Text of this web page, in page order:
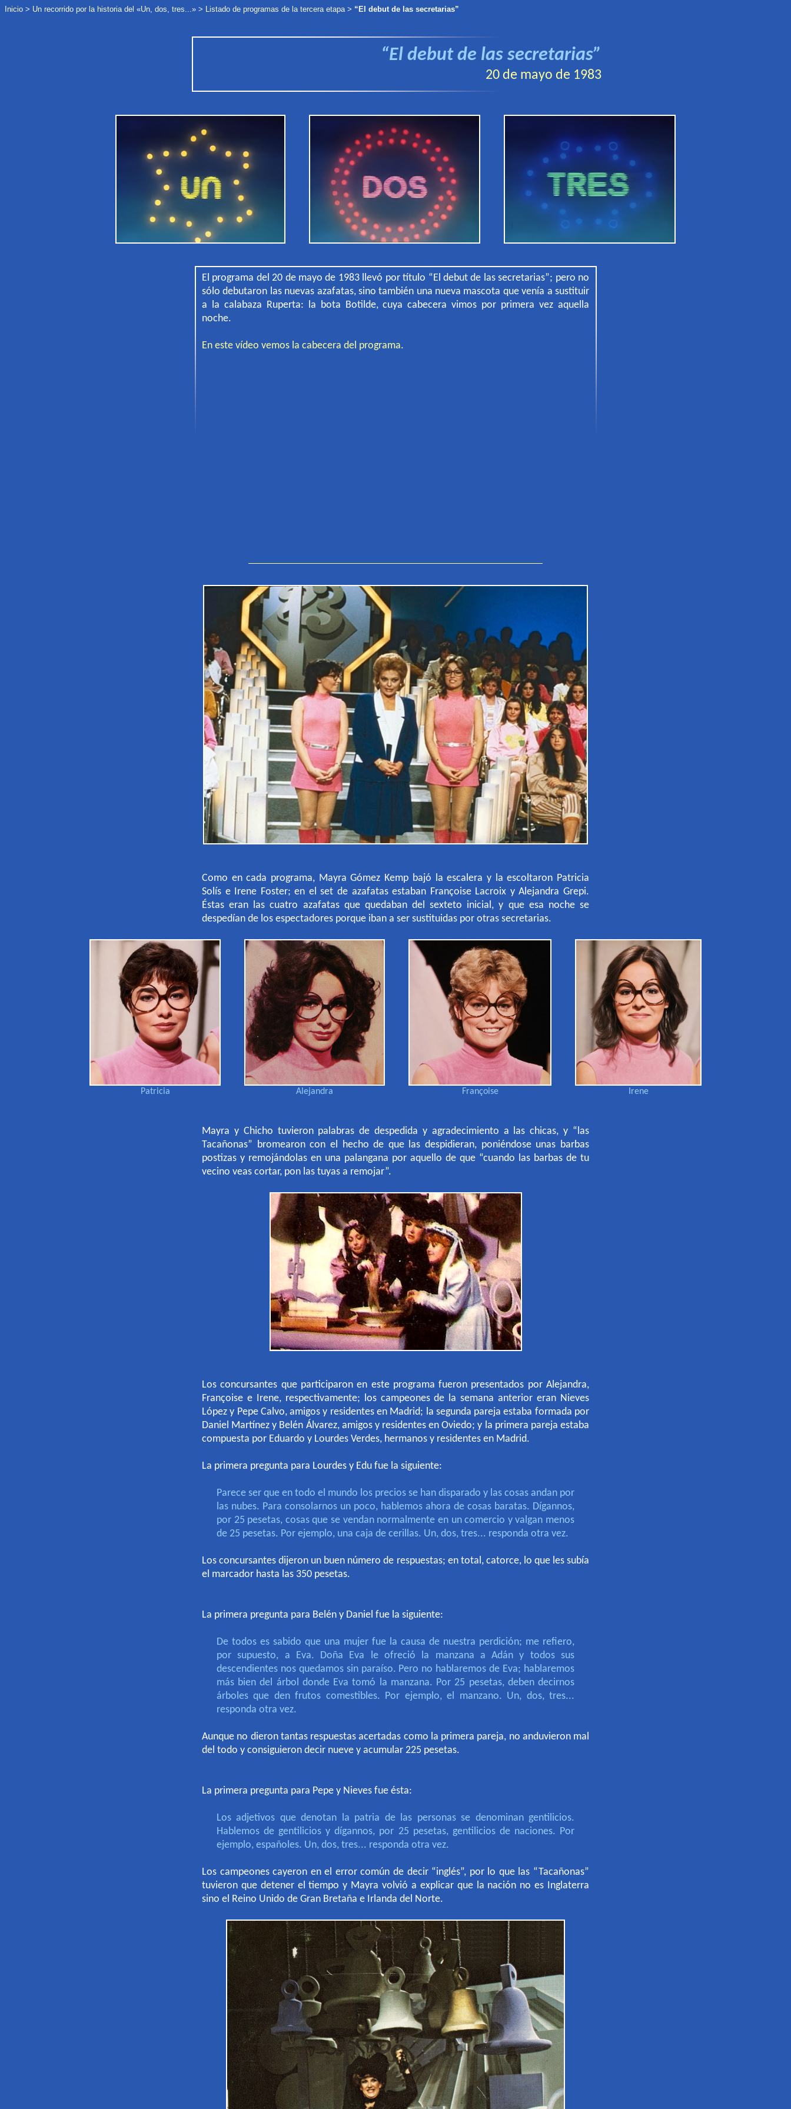
Inicio > Un recorrido por la historia del «Un, dos, tres...» > Listado de programas de la tercera etapa> “El debut de las secretarias”
“El debut de las secretarias”
20 de mayo de 1983
El programa del 20 de mayo de 1983 llevó por título “El debut de las secretarias”; pero no
sólo debutaron las nuevas azafatas, sino también una nueva mascota que venía a sustituir
a la calabaza Ruperta: la bota Botilde, cuya cabecera vimos por primera vez aquella
noche.
En este vídeo vemos la cabecera del programa.
Como en cada programa, Mayra Gómez Kemp bajó la escalera y la escoltaron Patricia
Solís e Irene Foster; en el set de azafatas estaban Françoise Lacroix y Alejandra Grepi.
Éstas eran las cuatro azafatas que quedaban del sexteto inicial, y que esa noche se
despedían de los espectadores porque iban a ser sustituidas por otras secretarias.
Patricia Alejandra Françoise Irene
Mayra y Chicho tuvieron palabras de despedida y agradecimiento a las chicas, y “las
Tacañonas” bromearon con el hecho de que las despidieran, poniéndose unas barbas
postizas y remojándolas en una palangana por aquello de que “cuando las barbas de tu
vecino veas cortar, pon las tuyas a remojar”.
Los concursantes que participaron en este programa fueron presentados por Alejandra,
Françoise e Irene, respectivamente; los campeones de la semana anterior eran Nieves
López y Pepe Calvo, amigos y residentes en Madrid; la segunda pareja estaba formada por
Daniel Martínez y Belén Álvarez, amigos y residentes en Oviedo; y la primera pareja estaba
compuesta por Eduardo y Lourdes Verdes, hermanos y residentes en Madrid.
La primera pregunta para Lourdes y Edu fue la siguiente:
Parece ser que en todo el mundo los precios se han disparado y las cosas andan por
las nubes. Para consolarnos un poco, hablemos ahora de cosas baratas. Dígannos,
por 25 pesetas, cosas que se vendan normalmente en un comercio y valgan menos
de 25 pesetas. Por ejemplo, una caja de cerillas. Un, dos, tres... responda otra vez.
Los concursantes dijeron un buen número de respuestas; en total, catorce, lo que les subía
el marcador hasta las 350 pesetas.
La primera pregunta para Belén y Daniel fue la siguiente:
De todos es sabido que una mujer fue la causa de nuestra perdición; me refiero,
por supuesto, a Eva. Doña Eva le ofreció la manzana a Adán y todos sus
descendientes nos quedamos sin paraíso. Pero no hablaremos de Eva; hablaremos
más bien del árbol donde Eva tomó la manzana. Por 25 pesetas, deben decirnos
árboles que den frutos comestibles. Por ejemplo, el manzano. Un, dos, tres...
responda otra vez.
Aunque no dieron tantas respuestas acertadas como la primera pareja, no anduvieron mal
del todo y consiguieron decir nueve y acumular 225 pesetas.
La primera pregunta para Pepe y Nieves fue ésta:
Los adjetivos que denotan la patria de las personas se denominan gentilicios.
Hablemos de gentilicios y dígannos, por 25 pesetas, gentilicios de naciones. Por
ejemplo, españoles. Un, dos, tres... responda otra vez.
Los campeones cayeron en el error común de decir “inglés”, por lo que las “Tacañonas”
tuvieron que detener el tiempo y Mayra volvió a explicar que la nación no es Inglaterra
sino el Reino Unido de Gran Bretaña e Irlanda del Norte.